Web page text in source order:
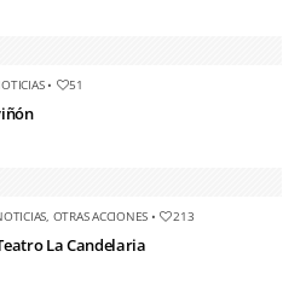
• 51
OTRAS ACCIONES • 213
La Candelaria